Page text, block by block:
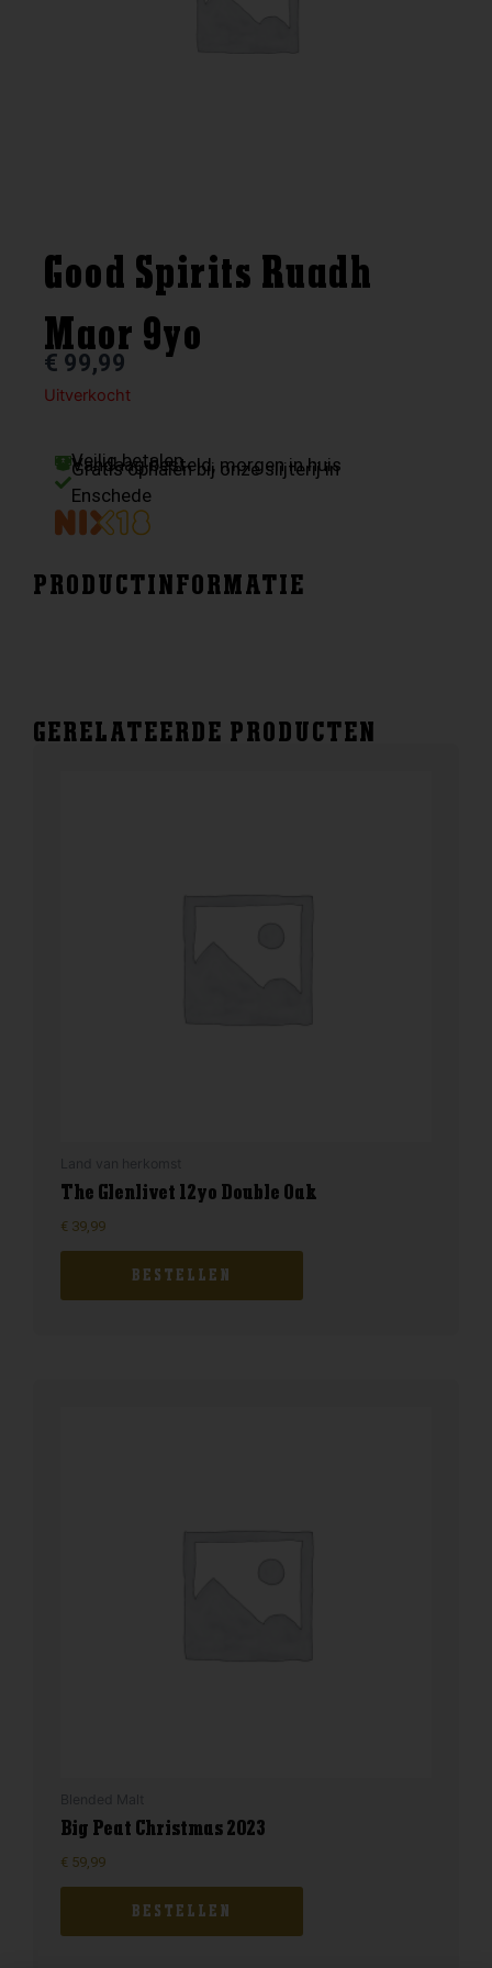
Good Spirits Ruadh
Maor 9yo
€ 99,99
Uitverkocht
Veilig betalen
Vandaag besteld, morgen in huis
Gratis ophalen bij onze slijterij in
Enschede
PRODUCTINFORMATIE
GERELATEERDE PRODUCTEN
The Glenlivet 12yo Double Oak
€ 39,99
BESTELLEN
Big Peat Christmas 2023
€ 59,99
BESTELLEN